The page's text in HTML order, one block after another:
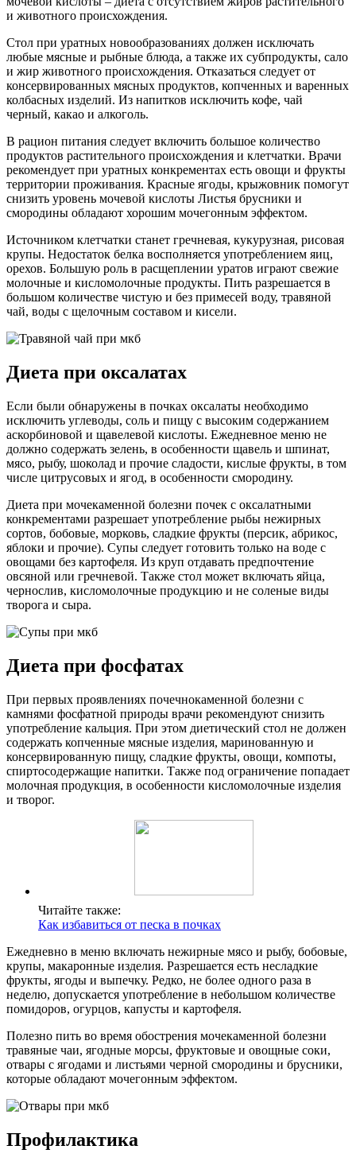
и животного происхождения.
Стол при уратных новообразованиях должен исключать
любые мясные и рыбные блюда, а также их субпродукты, сало
и жир животного происхождения. Отказаться следует от
консервированных мясных продуктов, копченных и варенных
колбасных изделий. Из напитков исключить кофе, чай
черный, какао и алкоголь.
В рацион питания следует включить большое количество
продуктов растительного происхождения и клетчатки. Врачи
рекомендует при уратных конкрементах есть овощи и фрукты
территории проживания. Красные ягоды, крыжовник помогут
снизить уровень мочевой кислоты Листья брусники и
смородины обладают хорошим мочегонным эффектом.
Источником клетчатки станет гречневая, кукурузная, рисовая
крупы. Недостаток белка восполняется употреблением яиц,
орехов. Большую роль в расщеплении уратов играют свежие
молочные и кисломолочные продукты. Пить разрешается в
большом количестве чистую и без примесей воду, травяной
чай, воды с щелочным составом и кисели.
Диета при оксалатах
Если были обнаружены в почках оксалаты необходимо
исключить углеводы, соль и пищу с высоким содержанием
аскорбиновой и щавелевой кислоты. Ежедневное меню не
должно содержать зелень, в особенности щавель и шпинат,
мясо, рыбу, шоколад и прочие сладости, кислые фрукты, в том
числе цитрусовых и ягод, в особенности смородину.
Диета при мочекаменной болезни почек с оксалатными
конкрементами разрешает употребление рыбы нежирных
сортов, бобовые, морковь, сладкие фрукты (персик, абрикос,
яблоки и прочие). Супы следует готовить только на воде с
овощами без картофеля. Из круп отдавать предпочтение
овсяной или гречневой. Также стол может включать яйца,
чернослив, кисломолочные продукцию и не соленые виды
творога и сыра.
Диета при фосфатах
При первых проявлениях почечнокаменной болезни с
камнями фосфатной природы врачи рекомендуют снизить
употребление кальция. При этом диетический стол не должен
содержать копченные мясные изделия, маринованную и
консервированную пищу, сладкие фрукты, овощи, компоты,
спиртосодержащие напитки. Также под ограничение попадает
молочная продукция, в особенности кисломолочные изделия
и творог.
Читайте также:
Как избавиться от песка в почках
Ежедневно в меню включать нежирные мясо и рыбу, бобовые,
крупы, макаронные изделия. Разрешается есть несладкие
фрукты, ягоды и выпечку. Редко, не более одного раза в
неделю, допускается употребление в небольшом количестве
помидоров, огурцов, капусты и картофеля.
Полезно пить во время обострения мочекаменной болезни
травяные чаи, ягодные морсы, фруктовые и овощные соки,
отвары с ягодами и листьями черной смородины и брусники,
которые обладают мочегонным эффектом.
Профилактика